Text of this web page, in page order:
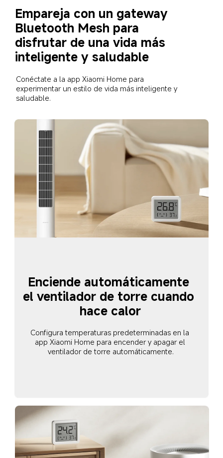
Empareja con un gateway
Bluetooth Mesh para
disfrutar de una vida más
inteligente y saludable
Conéctate a la app Xiaomi Home para
experimentar un estilo de vida más inteligente y
saludable.
Enciende automáticamente
el ventilador de torre cuando
hace calor
Configura temperaturas predeterminadas en la
app Xiaomi Home para encender y apagar el
ventilador de torre automáticamente.